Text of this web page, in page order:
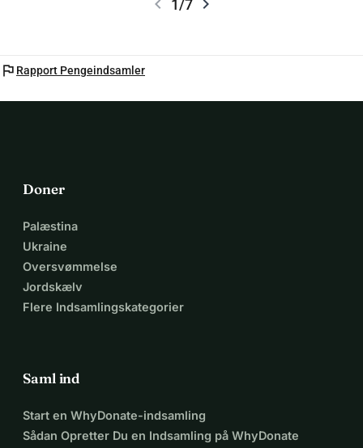
chevron_left 1/7 chevron_right
flag Rapport Pengeindsamler
Doner
Palæstina
Ukraine
Oversvømmelse
Jordskælv
Flere Indsamlingskategorier
Saml ind
Start en WhyDonate-indsamling
Sådan Opretter Du en Indsamling på WhyDonate